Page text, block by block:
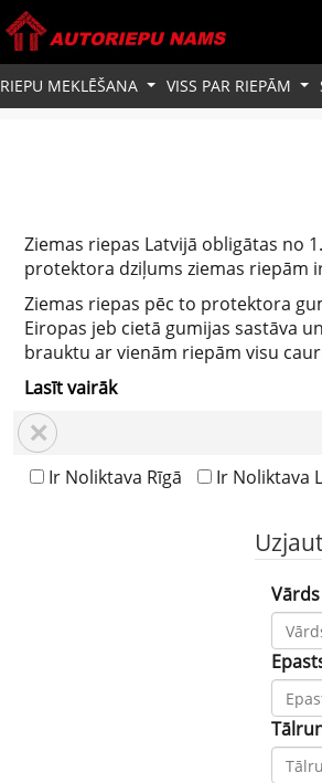
RIEPU MEKLĒŠANA VISS PAR RIEPĀM
Ziemas riepas Latvijā obligātas no
protektora dziļums ziemas riepām
Ziemas riepas pēc to protektora
Eiropas jeb cietā gumijas sastāva
brauktu ar vienām riepām visu
Lasīt vairāk
×
Ir Noliktava Rīgā Ir Noliktava
Vārds